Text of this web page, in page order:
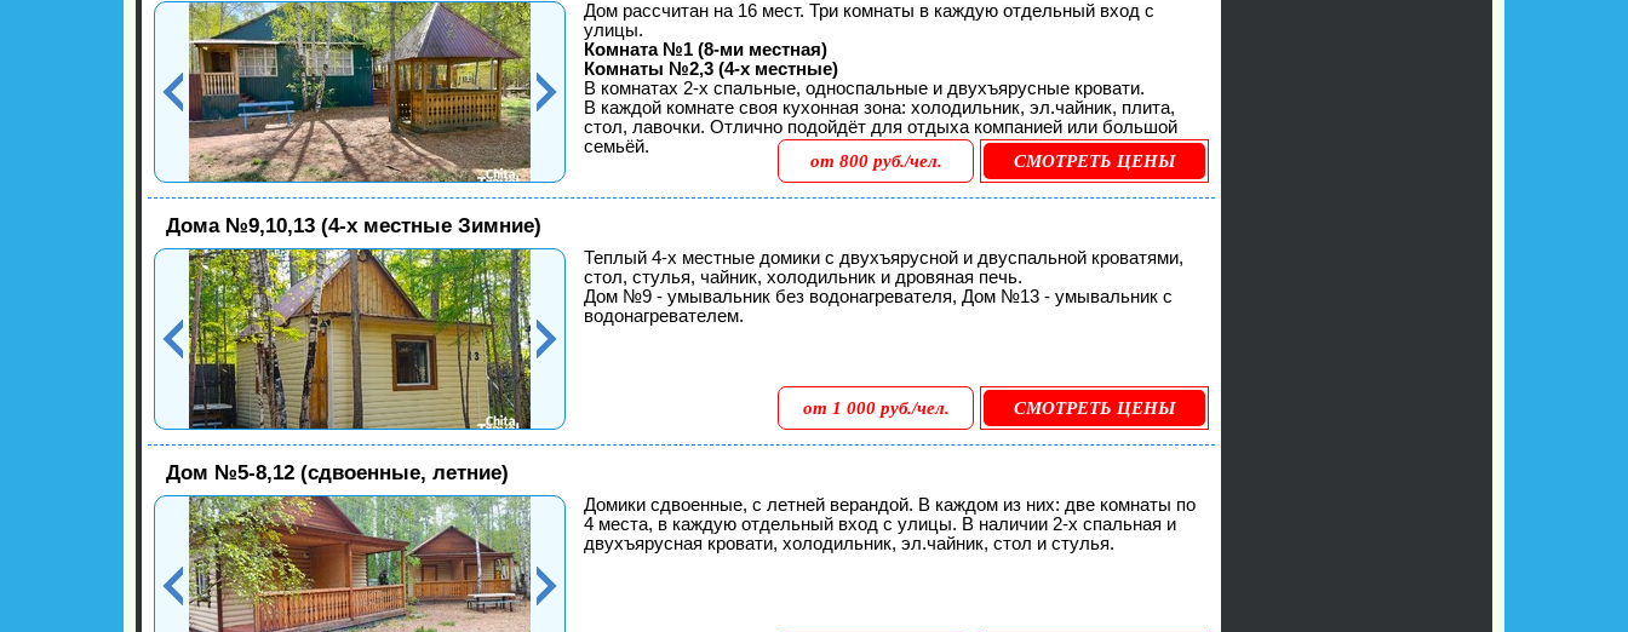
Дом рассчитан на 16 мест. Три комнаты в каждую отдельный вход с
улицы.
Комната №1 (8-ми местная)
Комнаты №2,3 (4-х местные)
В комнатах 2-х спальные, односпальные и двухъярусные кровати.
В каждой комнате своя кухонная зона: холодильник, эл.чайник, плита,
стол, лавочки. Отлично подойдёт для отдыха компанией или большой
семьёй.
от 800 руб./чел. СМОТРЕТЬ ЦЕНЫ
Дома №9,10,13 (4-х местные Зимние)
Теплый 4-х местные домики с двухъярусной и двуспальной кроватями,
стол, стулья, чайник, холодильник и дровяная печь.
Дом №9 - умывальник без водонагревателя, Дом №13 - умывальник с
водонагревателем.
от 1 000 руб./чел. СМОТРЕТЬ ЦЕНЫ
Дом №5-8,12 (сдвоенные, летние)
Домики сдвоенные, с летней верандой. В каждом из них: две комнаты по
4 места, в каждую отдельный вход с улицы. В наличии 2-х спальная и
двухъярусная кровати, холодильник, эл.чайник, стол и стулья.